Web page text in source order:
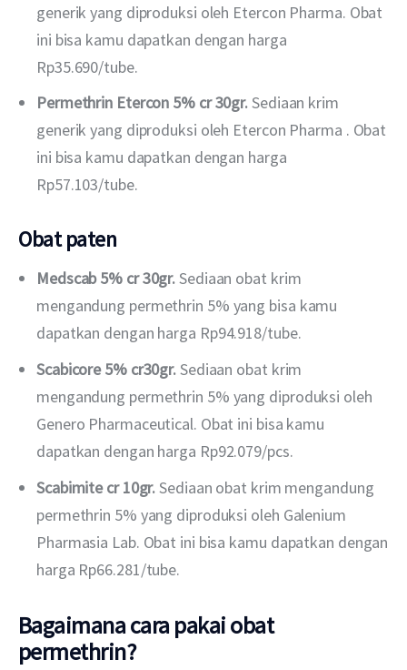
generik yang diproduksi oleh Etercon Pharma. Obat
ini bisa kamu dapatkan dengan harga
Rp35.690/tube.
Permethrin Etercon 5% cr 30gr.Sediaan krim
generik yang diproduksi oleh Etercon Pharma . Obat
ini bisa kamu dapatkan dengan harga
Rp57.103/tube.
Obat paten
Medscab 5% cr 30gr.Sediaan obat krim
mengandung permethrin 5% yang bisa kamu
dapatkan dengan harga Rp94.918/tube.
Scabicore 5% cr30gr.Sediaan obat krim
mengandung permethrin 5% yang diproduksi oleh
Genero Pharmaceutical. Obat ini bisa kamu
dapatkan dengan harga Rp92.079/pcs.
Scabimite cr 10gr.Sediaan obat krim mengandung
permethrin 5% yang diproduksi oleh Galenium
Pharmasia Lab. Obat ini bisa kamu dapatkan dengan
harga Rp66.281/tube.
Bagaimana cara pakai obat
permethrin?